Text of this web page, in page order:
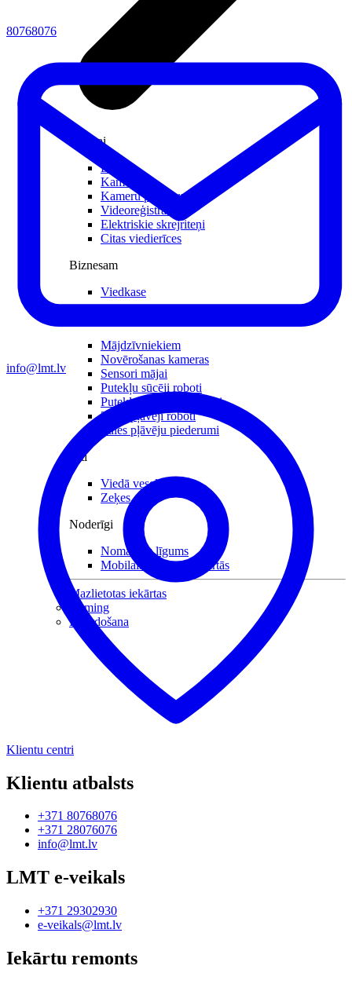
Atpūtai
Droni
Kameras
Kameru piederumi
Videoreģistratori
Elektriskie skrejriteņi
Citas viedierīces
Biznesam
Viedkase
Mājdzīvniekiem
Novērošanas kameras
Sensori mājai
Putekļu sūcēji roboti
Putekļu sūcēji piederumi
Zāles pļāvēji roboti
Zāles pļāvēju piederumi
Citi
Viedā veselība
Zeķes
Noderīgi
Nomaksas līgums
Mobilais internets iekārtās
Mazlietotas iekārtas
Gaming
Izpārdošana
80768076
info@lmt.lv
Klientu centri
Klientu atbalsts
+371 80768076
+371 28076076
info@lmt.lv
LMT e-veikals
+371 29302930
e-veikals@lmt.lv
Iekārtu remonts